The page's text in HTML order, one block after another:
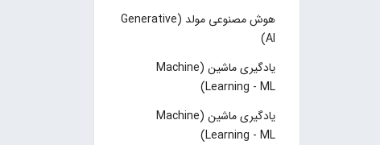
هوش مصنوعی مولد (Generative
AI)
یادگیری ماشین (Machine
Learning - ML)
یادگیری ماشین (Machine
Learning - ML)